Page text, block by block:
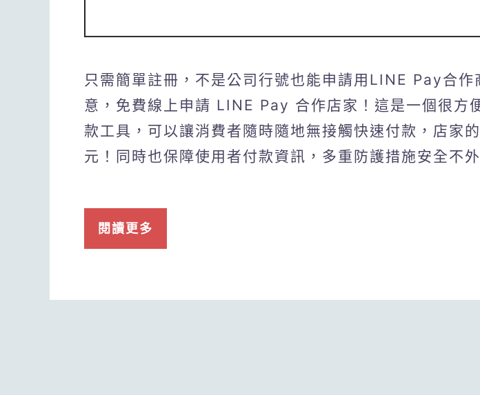
只需簡單註冊，不是公司行號也能申請用LINE Pay合作
意，免費線上申請 LINE Pay 合作店家！這是一個很方
款工具，可以讓消費者隨時隨地無接觸快速付款，店家
元！同時也保障使用者付款資訊，多重防護措施安全不外
閱讀更多